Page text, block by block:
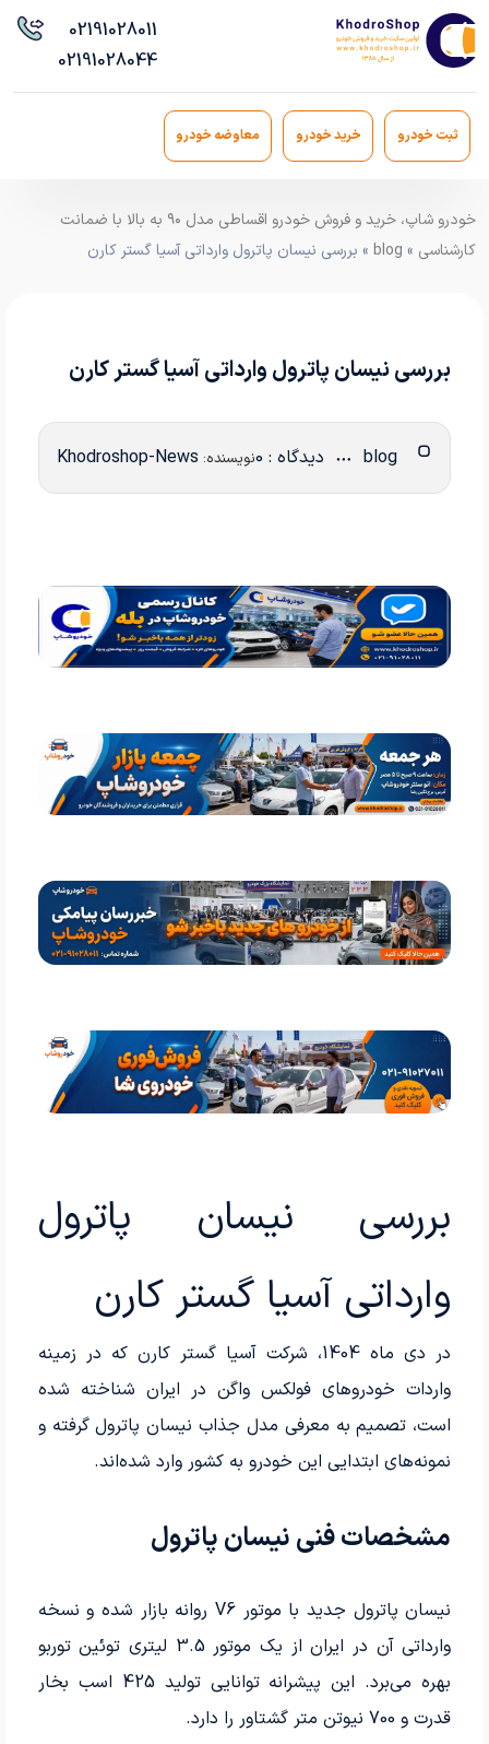
02191028011
02191028044
ثبت خودرو خرید خودرو معاوضه خودرو
خودرو شاپ، خرید و فروش خودرو اقساطی مدل ۹۰ به بالا با ضمانت
کارشناسی »
blog » بررسی نیسان پاترول وارداتی آسیا گستر کارن
بررسی نیسان پاترول وارداتی آسیا گستر کارن
دیدگاه : 0 نویسنده: Khodroshop-News
بررسی نیسان پاترول
وارداتی آسیا گستر کارن
در دی ماه 1404، شرکت آسیا گستر کارن که در زمینه
واردات خودروهای فولکس واگن در ایران شناخته شده
است، تصمیم به معرفی مدل جذاب نیسان پاترول گرفته و
نمونه‌های ابتدایی این خودرو به کشور وارد شده‌اند.
مشخصات فنی نیسان پاترول
نیسان پاترول جدید با موتور V6 روانه بازار شده و نسخه
وارداتی آن در ایران از یک موتور 3.5 لیتری توئین توربو
بهره می‌برد. این پیشرانه توانایی تولید 425 اسب بخار
قدرت و 700 نیوتن متر گشتاور را دارد.